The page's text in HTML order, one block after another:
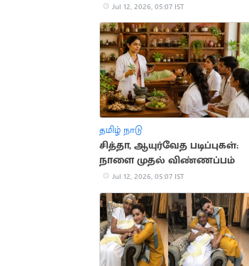
Jul 12, 2026, 05:07 IST
தமிழ் நாடு
சித்தா, ஆயுர்வேத படிப்புகள்:
நாளை முதல் விண்ணப்பம்
Jul 12, 2026, 05:07 IST